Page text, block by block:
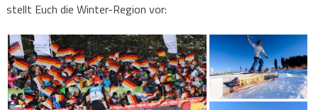
stellt Euch die Winter-Region vor: